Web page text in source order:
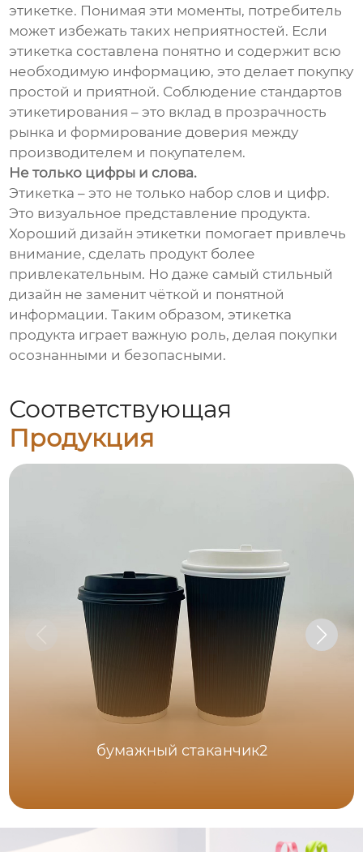
этикетке. Понимая эти моменты, потребитель
может избежать таких неприятностей. Если
этикетка составлена понятно и содержит всю
необходимую информацию, это делает покупку
простой и приятной. Соблюдение стандартов
этикетирования – это вклад в прозрачность
рынка и формирование доверия между
производителем и покупателем.
Не только цифры и слова.
Этикетка – это не только набор слов и цифр.
Это визуальное представление продукта.
Хороший дизайн этикетки помогает привлечь
внимание, сделать продукт более
привлекательным. Но даже самый стильный
дизайн не заменит чёткой и понятной
информации. Таким образом, этикетка
продукта играет важную роль, делая покупки
осознанными и безопасными.
Соответствующая
Продукция
бумажный стаканчик2